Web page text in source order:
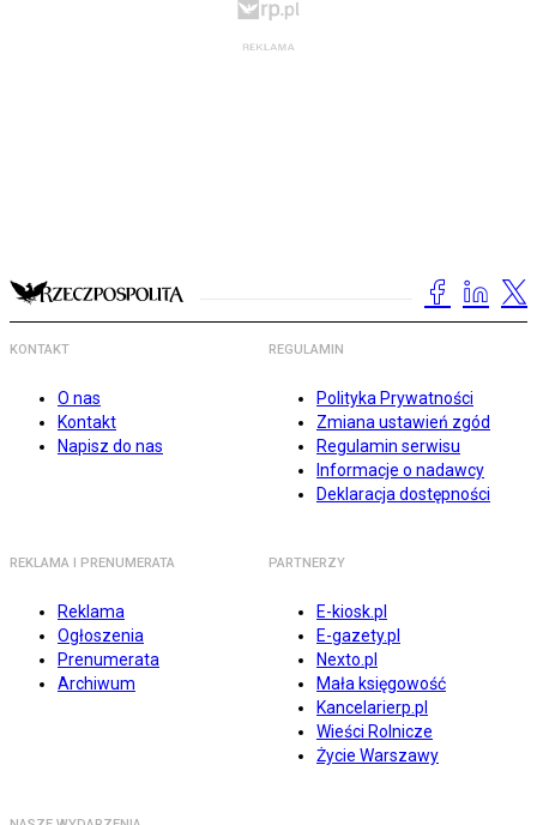
KONTAKT
O nas
Kontakt
Napisz do nas
REGULAMIN
Polityka Prywatności
Zmiana ustawień zgód
Regulamin serwisu
Informacje o nadawcy
Deklaracja dostępności
REKLAMA I PRENUMERATA
Reklama
Ogłoszenia
Prenumerata
Archiwum
PARTNERZY
E-kiosk.pl
E-gazety.pl
Nexto.pl
Mała księgowość
Kancelarierp.pl
Wieści Rolnicze
Życie Warszawy